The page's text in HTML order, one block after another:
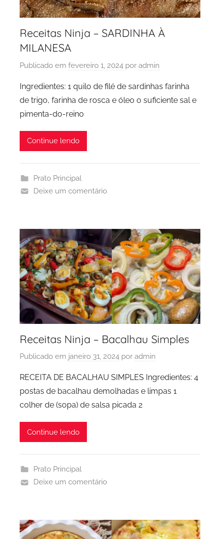
Receitas Ninja – SARDINHA À
MILANESA
Publicado em fevereiro 1, 2024 por admin
Ingredientes: 1 quilo de filé de sardinhas farinha
de trigo, farinha de rosca e óleo o suficiente sal e
pimenta-do-reino
Continue lendo
Prato Principal
Deixe um comentário
Receitas Ninja – Bacalhau Simples
Publicado em janeiro 31, 2024 por admin
RECEITA DE BACALHAU SIMPLES Ingredientes: 4
postas de bacalhau demolhadas e limpas 1
colher de (sopa) de salsa picada 2
Continue lendo
Prato Principal
Deixe um comentário